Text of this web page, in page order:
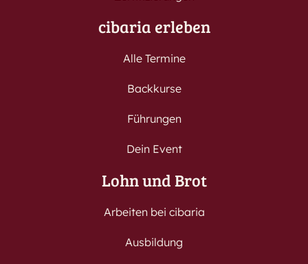
cibaria erleben
Alle Termine
Backkurse
Führungen
Dein Event
Lohn und Brot
Arbeiten bei cibaria
Ausbildung